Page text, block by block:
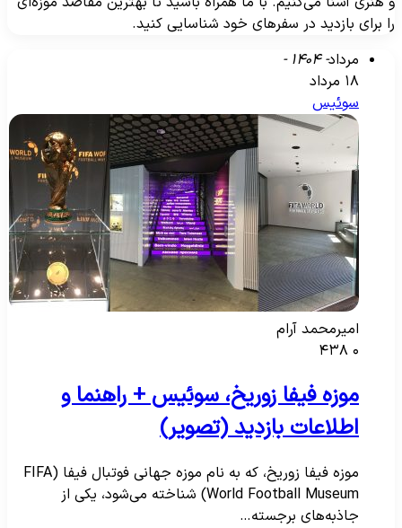
برای بازدید در سفرهای خود شناسایی کنید.
مرداد- ۱۴۰۴ -
۱۸ مرداد
سوئیس
امیرمحمد آرام
موزه فیفا زوریخ، سوئیس + راهنما و
اطلاعات بازدید (تصویر)
موزه فیفا زوریخ، که به نام موزه جهانی فوتبال فیفا (FIFA
World Football Museum) شناخته می‌شود، یکی از
جاذبه‌های برجسته…